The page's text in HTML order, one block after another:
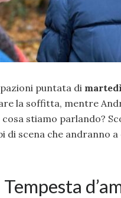
puntata di
la soffitta, mentre
cosa stiamo parlando?
di scena che andranno